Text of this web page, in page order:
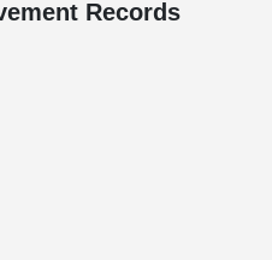
Records